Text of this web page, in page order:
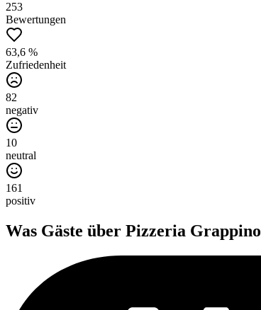
253
Bewertungen
63,6 %
Zufriedenheit
82
negativ
10
neutral
161
positiv
Was Gäste über Pizzeria Grappino